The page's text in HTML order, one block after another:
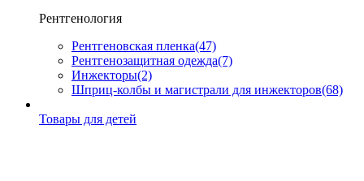
Рентгенология
Рентгеновская пленка(47)
Рентгенозащитная одежда(7)
Инжекторы(2)
Шприц-колбы и магистрали для инжекторов(68)
Товары для детей